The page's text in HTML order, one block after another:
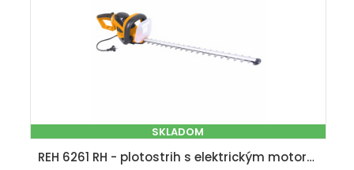
SKLADOM
REH 6261 RH - plotostrih s elektrickým motorom 620 W